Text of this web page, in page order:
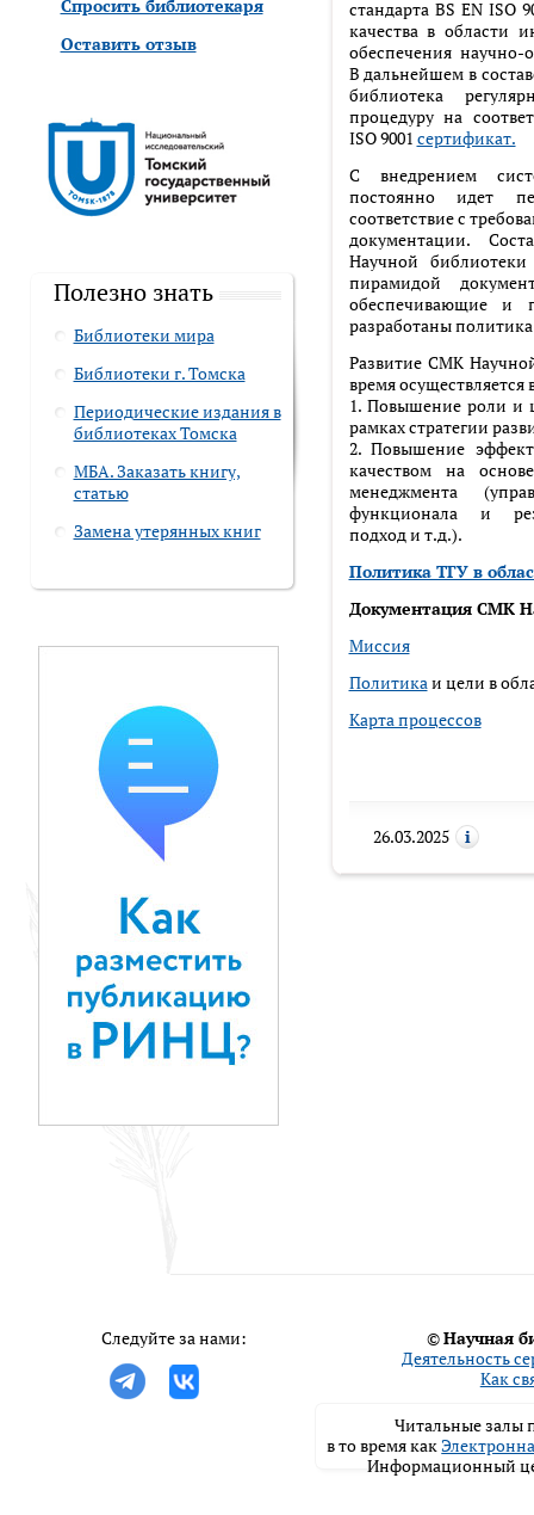
Спросить библиотекаря
Оставить отзыв
Полезно знать
Библиотеки мира
Библиотеки г. Томска
Периодические издания в
библиотеках Томска
МБА. Заказать книгу,
статью
Замена утерянных книг
стандарта BS EN ISO
качества в области
обеспечения научно-
В дальнейшем в
библиотека
процедуру на
ISO 9001 сертификат.
С внедрением
постоянно идет
соответствие с
документации.
Научной
пирамидой
обеспечивающие и
разработаны
Развитие СМК
время
1. Повышение роли и
рамках стратегии
2. Повышение
качеством на
менеджмента
функционала и
подход и т.д.).
Политика ТГУ в
Документация СМК
Миссия
Политикаи цели в
Карта процессов
26.03.2025
Следуйте за нами: ©Научная
Деятельность
Как
Читальные залы
в то время как
Информационный